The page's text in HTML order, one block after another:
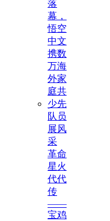
落
幕，
悟空
中文
携数
万海
外家
庭共
少先
队员
展风
采
革命
星火
代代
传
——
宝鸡